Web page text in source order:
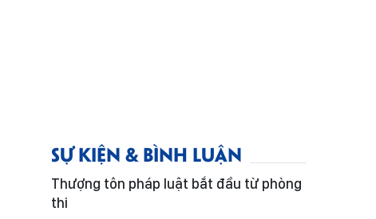
SỰ KIỆN & BÌNH LUẬN
Thượng tôn pháp luật bắt đầu từ phòng
thi